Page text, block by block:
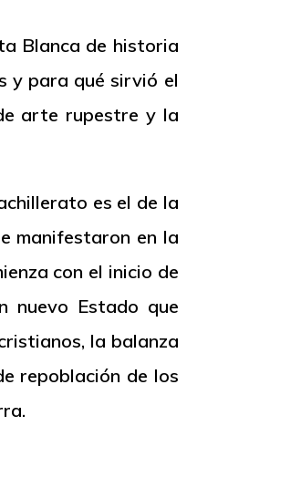
Blanca de historia
y para qué sirvió el
arte rupestre y la
es el de la
manifestaron en la
con el inicio de
nuevo Estado que
la balanza
repoblación de los